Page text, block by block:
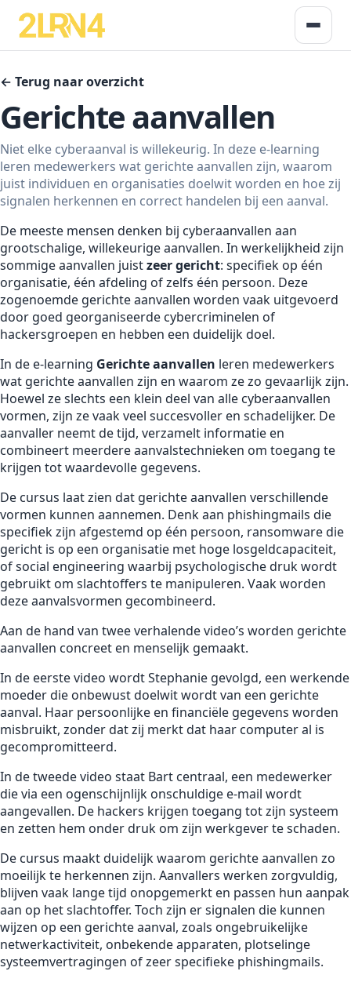
← Terug naar overzicht
Gerichte aanvallen
Niet elke cyberaanval is willekeurig. In deze e-learning
leren medewerkers wat gerichte aanvallen zijn, waarom
juist individuen en organisaties doelwit worden en hoe zij
signalen herkennen en correct handelen bij een aanval.
De meeste mensen denken bij cyberaanvallen aan
grootschalige, willekeurige aanvallen. In werkelijkheid zijn
sommige aanvallen juistzeer gericht: specifiek op één
organisatie, één afdeling of zelfs één persoon. Deze
zogenoemde gerichte aanvallen worden vaak uitgevoerd
door goed georganiseerde cybercriminelen of
hackersgroepen en hebben een duidelijk doel.
In de e-learning Gerichte aanvallen leren medewerkers
wat gerichte aanvallen zijn en waarom ze zo gevaarlijk zijn.
Hoewel ze slechts een klein deel van alle cyberaanvallen
vormen, zijn ze vaak veel succesvoller en schadelijker. De
aanvaller neemt de tijd, verzamelt informatie en
combineert meerdere aanvalstechnieken om toegang te
krijgen tot waardevolle gegevens.
De cursus laat zien dat gerichte aanvallen verschillende
vormen kunnen aannemen. Denk aan phishingmails die
specifiek zijn afgestemd op één persoon, ransomware die
gericht is op een organisatie met hoge losgeldcapaciteit,
of social engineering waarbij psychologische druk wordt
gebruikt om slachtoffers te manipuleren. Vaak worden
deze aanvalsvormen gecombineerd.
Aan de hand van twee verhalende video’s worden gerichte
aanvallen concreet en menselijk gemaakt.
In de eerste video wordt Stephanie gevolgd, een werkende
moeder die onbewust doelwit wordt van een gerichte
aanval. Haar persoonlijke en financiële gegevens worden
misbruikt, zonder dat zij merkt dat haar computer al is
gecompromitteerd.
In de tweede video staat Bart centraal, een medewerker
die via een ogenschijnlijk onschuldige e-mail wordt
aangevallen. De hackers krijgen toegang tot zijn systeem
en zetten hem onder druk om zijn werkgever te schaden.
De cursus maakt duidelijk waarom gerichte aanvallen zo
moeilijk te herkennen zijn. Aanvallers werken zorgvuldig,
blijven vaak lange tijd onopgemerkt en passen hun aanpak
aan op het slachtoffer. Toch zijn er signalen die kunnen
wijzen op een gerichte aanval, zoals ongebruikelijke
netwerkactiviteit, onbekende apparaten, plotselinge
systeemvertragingen of zeer specifieke phishingmails.